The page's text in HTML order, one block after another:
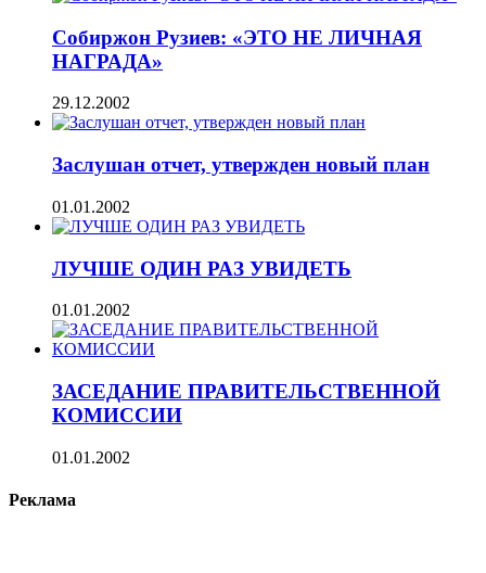
Собиржон Рузиев: «ЭТО НЕ ЛИЧНАЯ
НАГРАДА»
29.12.2002
Заслушан отчет, утвержден новый план
01.01.2002
ЛУЧШЕ ОДИН РАЗ УВИДЕТЬ
01.01.2002
ЗАСЕДАНИЕ ПРАВИТЕЛЬСТВЕННОЙ
КОМИССИИ
01.01.2002
Реклама